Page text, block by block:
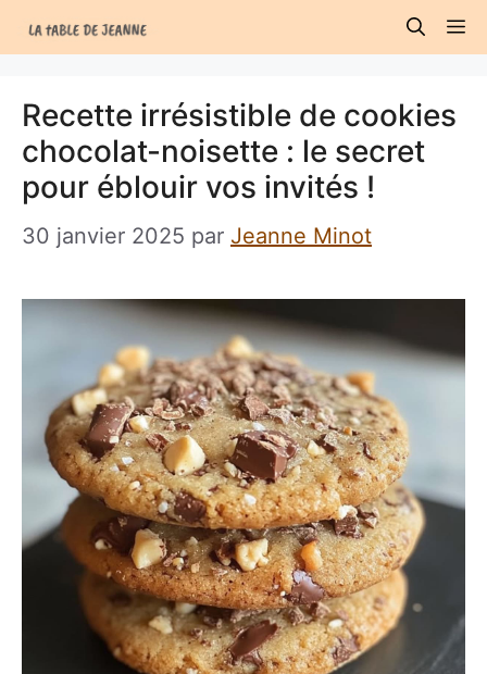
au
Recette irrésistible de cookies
chocolat-noisette : le secret
pour éblouir vos invités !
30 janvier 2025 par Jeanne Minot